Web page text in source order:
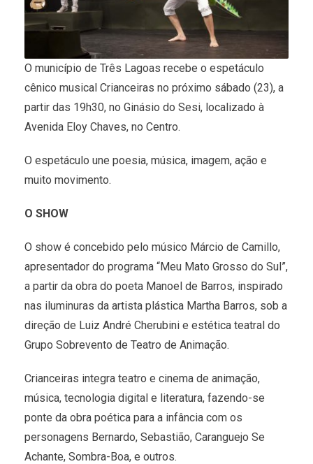
O município de Três Lagoas recebe o espetáculo
cênico musical Crianceiras no próximo sábado (23), a
partir das 19h30, no Ginásio do Sesi, localizado à
Avenida Eloy Chaves, no Centro.
O espetáculo une poesia, música, imagem, ação e
muito movimento.
O SHOW
O show é concebido pelo músico Márcio de Camillo,
apresentador do programa “Meu Mato Grosso do Sul”,
a partir da obra do poeta Manoel de Barros, inspirado
nas iluminuras da artista plástica Martha Barros, sob a
direção de Luiz André Cherubini e estética teatral do
Grupo Sobrevento de Teatro de Animação.
Crianceiras integra teatro e cinema de animação,
música, tecnologia digital e literatura, fazendo-se
ponte da obra poética para a infância com os
personagens Bernardo, Sebastião, Caranguejo Se
Achante, Sombra-Boa, e outros.